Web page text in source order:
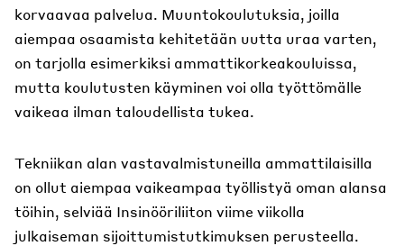
korvaavaa palvelua. Muuntokoulutuksia, joilla
aiempaa osaamista kehitetään uutta uraa varten,
on tarjolla esimerkiksi ammattikorkeakouluissa,
mutta koulutusten käyminen voi olla työttömälle
vaikeaa ilman taloudellista tukea.
Tekniikan alan vastavalmistuneilla ammattilaisilla
on ollut aiempaa vaikeampaa työllistyä oman alansa
töihin, selviää Insinööriliiton viime viikolla
julkaiseman sijoittumistutkimuksen perusteella.